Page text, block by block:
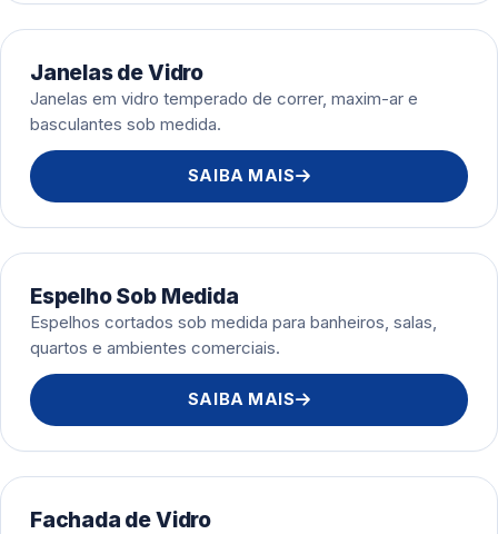
Janelas de Vidro
Janelas em vidro temperado de correr, maxim-ar e
basculantes sob medida.
SAIBA MAIS
Espelho Sob Medida
Espelhos cortados sob medida para banheiros, salas,
quartos e ambientes comerciais.
SAIBA MAIS
Fachada de Vidro